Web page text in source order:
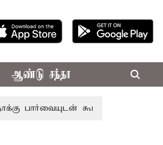
ஆண்டு சந்தா
கூடிய வேளாண் பட்ஜெட்: